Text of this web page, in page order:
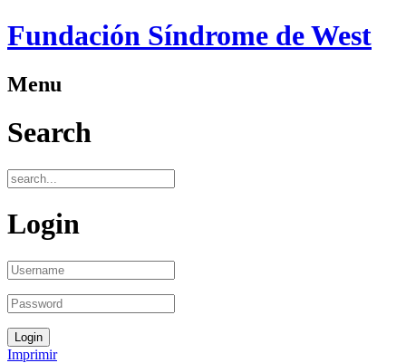
Fundación Síndrome de West
Menu
Search
Login
Imprimir